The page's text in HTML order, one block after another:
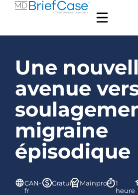
Une
avenue
migraine
épisodique
CAN-
fr
Gratuit Mainpro+
1
heure